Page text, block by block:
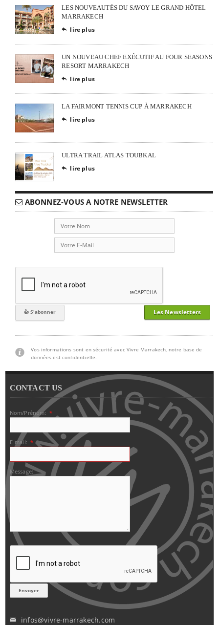
LES NOUVEAUTÉS DU SAVOY LE GRAND HÔTEL
MARRAKECH
 lire plus
UN NOUVEAU CHEF EXÉCUTIF AU FOUR SEASONS
RESORT MARRAKECH
 lire plus
LA FAIRMONT TENNIS CUP À MARRAKECH
 lire plus
ULTRA TRAIL ATLAS TOUBKAL
 lire plus
ABONNEZ-VOUS A NOTRE NEWSLETTER
Les Newsletters
Vos informations sont en sécurité avec Vivre Marrakech, notre base de
données est confidentielle.
CONTACT US
Nom/Prénom: *
E-mail: *
Message:
✉ infos@vivre-marrakech.com